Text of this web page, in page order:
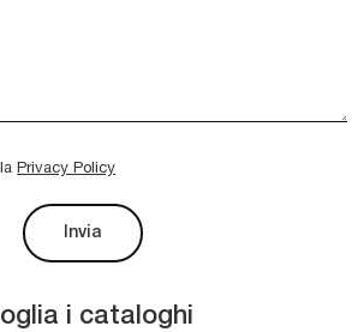
i cataloghi
Privacy Policy
Invia